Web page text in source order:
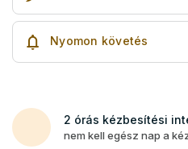
Nyomon követés
2 órás kézbesítési
nem kell egész nap a